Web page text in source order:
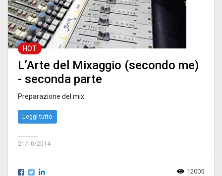
HOT
L’Arte del Mixaggio (secondo me)
- seconda parte
Preparazione del mix
Leggi tutto
21/10/2014
12005